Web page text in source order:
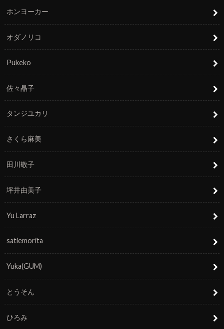
ホンヨーカー
オダノリコ
Pukeko
佐々晶子
タンジユカリ
さくら麻美
田川敬子
坪井由美子
Yu Larraz
satiemorita
Yuka(GUM)
とうそん
ひろみ